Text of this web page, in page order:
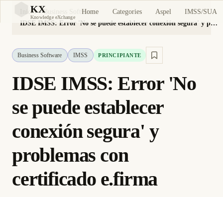
KX
Knowledge eXchange
Home Categories Aspel IMSS/SUA
Inicio
Business Software
IDSE IMSS: Error 'No se puede establecer conexión segura' y problemas con certificado e.firma
Business Software IMSS PRINCIPIANTE
IDSE IMSS: Error 'No
se puede establecer
conexión segura' y
problemas con
certificado e.firma